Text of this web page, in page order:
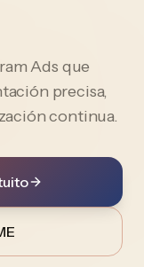
Ads que
precisa,
continua.